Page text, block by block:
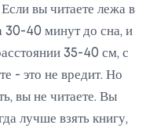
вы читаете лежа в
30-40 минут до сна, и
35-40 см, с
- это не вредит. Но
вы не читаете. Вы
лучше взять книгу,